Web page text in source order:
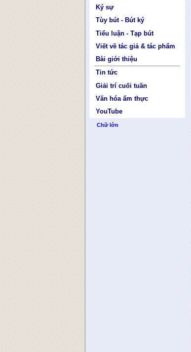
Ký sự
Tùy bút - Bút ký
Tiểu luận - Tạp bút
Viết về tác giả & tác phẩm
Bài giới thiệu
Tin tức
Giải trí cuối tuần
Văn hóa ẩm thực
YouTube
Chữ lớn